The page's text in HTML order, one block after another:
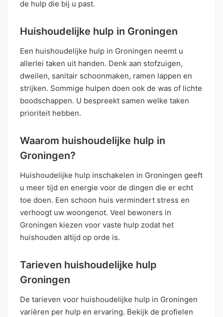
de hulp die bij u past.
Huishoudelijke hulp in Groningen
Een huishoudelijke hulp in Groningen neemt u
allerlei taken uit handen. Denk aan stofzuigen,
dweilen, sanitair schoonmaken, ramen lappen en
strijken. Sommige hulpen doen ook de was of lichte
boodschappen. U bespreekt samen welke taken
prioriteit hebben.
Waarom huishoudelijke hulp in
Groningen?
Huishoudelijke hulp inschakelen in Groningen geeft
u meer tijd en energie voor de dingen die er echt
toe doen. Een schoon huis vermindert stress en
verhoogt uw woongenot. Veel bewoners in
Groningen kiezen voor vaste hulp zodat het
huishouden altijd op orde is.
Tarieven huishoudelijke hulp
Groningen
De tarieven voor huishoudelijke hulp in Groningen
variëren per hulp en ervaring. Bekijk de profielen